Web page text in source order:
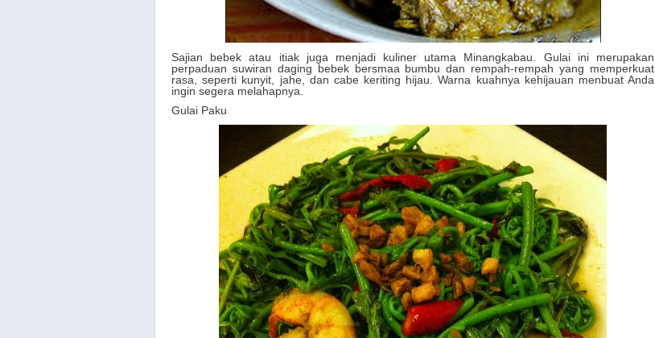
Sajian bebek atau itiak juga menjadi kuliner utama Minangkabau. Gulai ini merupakan
perpaduan suwiran daging bebek bersmaa bumbu dan rempah-rempah yang memperkuat
rasa, seperti kunyit, jahe, dan cabe keriting hijau. Warna kuahnya kehijauan menbuat Anda
ingin segera melahapnya.
Gulai Paku